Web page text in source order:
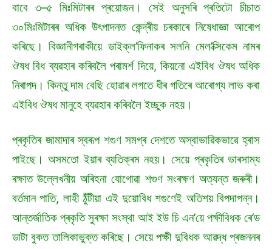
বাবে ৩–৫ মিঃমিটাৰৰ প্ৰয়োজন। সেই অনুসৰি প্ৰতিটো চীচাত
৩০মিঃমিটাৰৰ অধিক উৎপাদনত কেন্দ্ৰীয় চৰকাৰে নিষেধাজ্ঞা আৰোপ
কৰিছে। বিজ্ঞানীগৰাকীয়ে ডাইক্ল’ফিনাকৰ সলনি মেল’ক্সিকেম নামৰ
ঔষধ বিধ ব্যৱহাৰ কৰিবলৈ পৰামৰ্শ দিয়ে, কিয়নো এইবিধ ঔষধ অধিক
নিৰাপদ। কিন্তু দাম বেছি হোৱাৰ লগতে ধীৰ গতিৰে আৰোগ্য লাভ কৰা
এইবিধ ঔষধ মানুহে ব্যৱহাৰ কৰিবলৈ ইচ্ছুক নহয়।
প্ৰকৃতিৰ জামাদাৰ স্বৰূপ শগুণ সমগ্ৰ দেশতে অস্বাভাৱিকভাৱে হ্ৰাস
পাইছে। অসমতো ইয়াৰ ব্যতিক্ৰম নহয়। সেয়ে প্ৰকৃতিৰ ভাৰসাম্য
ৰক্ষাত উল্লেখনীয় অৰিহনা যোগোৱা শগুণ সংৰক্ষণ অত্যন্ত জৰুৰী।
বৰ্তমান পাতি, লাহী ঠুঁটীয়া এই দুয়োবিধ শগুণেই অতিশয় বিপদাপন্ন।
আন্তৰ্জাতিক প্ৰকৃতি সুৰক্ষা সংস্থা আই ইউ চি এন’য়ে পক্ষীবিধক ৰে’ড
ডাটা বুকত তালিকাভুক্ত কৰিছে। সেয়ে পক্ষী দুবিধক আৱদ্ধ প্ৰজননৰ